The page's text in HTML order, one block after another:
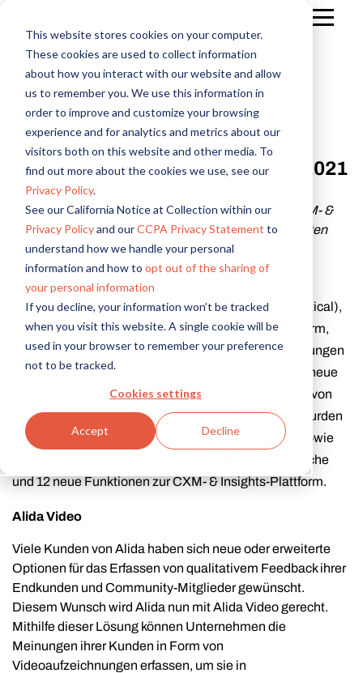
This website stores cookies on your computer.
These cookies are used to collect information
about how you interact with our website and allow
us to remember you. We use this information in
order to improve and customize your browsing
experience and for analytics and metrics about our
visitors both on this website and other media. To
find out more about the cookies we use, see our
Privacy Policy.
See our California Notice at Collection within our
Privacy Policyand ourCCPA Privacy Statement to
understand how we handle your personal
information and how to opt out of the sharing of
your personal information
If you decline, your information won’t be tracked
when you visit this website. A single cookie will be
used in your browser to remember your preference
not to be tracked.
Cookies settings
Accept Decline
E-mail*
Vorname*
Nachname*
Firmenname
Stellenbezeichnung*
Land*
Ich möchte gelegentlich Emails von Alida
Datenschutzbestimmungen
Optionen in Bezug auf
Ihr Land oder Ihre Region
Alida startet mit neuen und
optimierten Produkten ins Jahr 2021
Produkte der Winter Release 2021 bauen die CXM- &
Insights-Plattform von Alida mitkundenorientierten
Optimierungen weiter aus.
KÖLN–26. Januar 2021 – Alida (ehemals Vision Critical),
Anbieter der weltweit ersten CXM- & Insights-Plattform,
veröffentlicht heute offiziell seine Produktaktualisierungen
im Rahmen der Winter Release '21 und bringt damit neue
und verbesserte Produkte auf den Markt, die mithilfe von
Kundenfeedback entwickelt wurden. Veröffentlicht wurden
heute das neue vorgestellte Produkt „Alida Video“ sowie
eine neue Lösung für die Finanzdienstleistungsbranche
und 12 neue Funktionen zur CXM- & Insights-Plattform.
Alida Video
Viele Kunden von Alida haben sich neue oder erweiterte
Optionen für das Erfassen von qualitativem Feedback ihrer
Endkunden und Community-Mitglieder gewünscht.
Diesem Wunsch wird Alida nun mit Alida Video gerecht.
Mithilfe dieser Lösung können Unternehmen die
Meinungen ihrer Kunden in Form von
Videoaufzeichnungen erfassen, um sie in